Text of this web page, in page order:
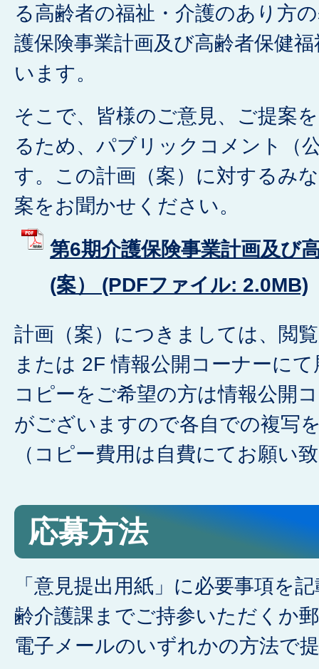
る高齢者の福祉・介護のあり方
護保険事業計画及び高齢者保健
います。
そこで、皆様のご意見、ご提案
るため、パブリックコメント（
す。この計画（案）に対するみ
案をお聞かせください。
第6期介護保険事業計画及び
(案） (PDFファイル: 2.0MB)
計画（案）につきましては、閲
または 2F 情報公開コーナーに
コピーをご希望の方は情報公開
がございますので各自での複写
（コピー費用は自費にてお願い
応募方法
「意見提出用紙」に必要事項を
齢介護課までご持参いただくか
電子メールのいずれかの方法で